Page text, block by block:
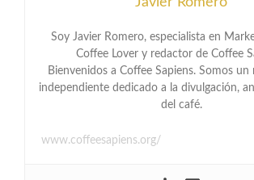
Soy Javier Romero, especialista en
Coffee Lover y redactor de Coffee
Bienvenidos a Coffee Sapiens. Somos un
independiente dedicado a la divulgación,
del café.
www.coffeesapiens.org/